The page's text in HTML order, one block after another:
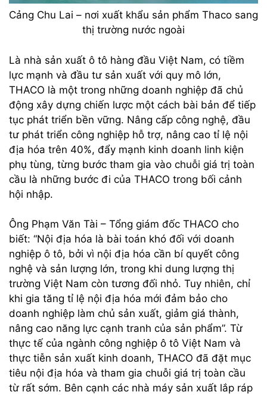
Cảng Chu Lai – nơi xuất khẩu sản phẩm Thaco sang
thị trường nước ngoài
Là nhà sản xuất ô tô hàng đầu Việt Nam, có tiềm
lực mạnh và đầu tư sản xuất với quy mô lớn,
THACO là một trong những doanh nghiệp đã chủ
động xây dựng chiến lược một cách bài bản để tiếp
tục phát triển bền vững. Nâng cấp công nghệ, đầu
tư phát triển công nghiệp hỗ trợ, nâng cao tỉ lệ nội
địa hóa trên 40%, đẩy mạnh kinh doanh linh kiện
phụ tùng, từng bước tham gia vào chuỗi giá trị toàn
cầu là những bước đi của THACO trong bối cảnh
hội nhập.
Ông Phạm Văn Tài – Tổng giám đốc THACO cho
biết: “Nội địa hóa là bài toán khó đối với doanh
nghiệp ô tô, bởi vì nội địa hóa cần bí quyết công
nghệ và sản lượng lớn, trong khi dung lượng thị
trường Việt Nam còn tương đối nhỏ. Tuy nhiên, chỉ
khi gia tăng tỉ lệ nội địa hóa mới đảm bảo cho
doanh nghiệp làm chủ sản xuất, giảm giá thành,
nâng cao năng lực cạnh tranh của sản phẩm”. Từ
thực tế của ngành công nghiệp ô tô Việt Nam và
thực tiễn sản xuất kinh doanh, THACO đã đặt mục
tiêu nội địa hóa và tham gia chuỗi giá trị toàn cầu
từ rất sớm. Bên cạnh các nhà máy sản xuất lắp ráp